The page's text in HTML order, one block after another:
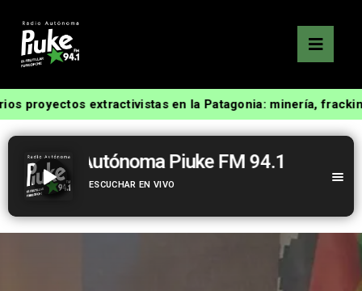
extractivistas en la Patagonia: minería,
Radio Autónoma Piuke FM 94.1
ESCUCHAR EN VIVO